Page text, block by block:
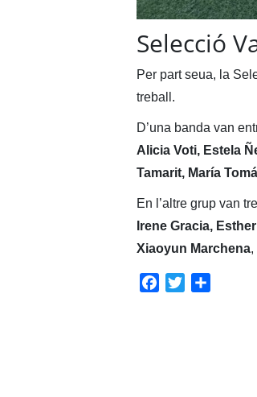
Selecció
Per part seua, la
treball.
D’una banda van
Alicia Voti, Estela
Tamarit, María
En l’altre grup van
Irene Gracia,
Xiaoyun Marchena,
Facebook
Twitter